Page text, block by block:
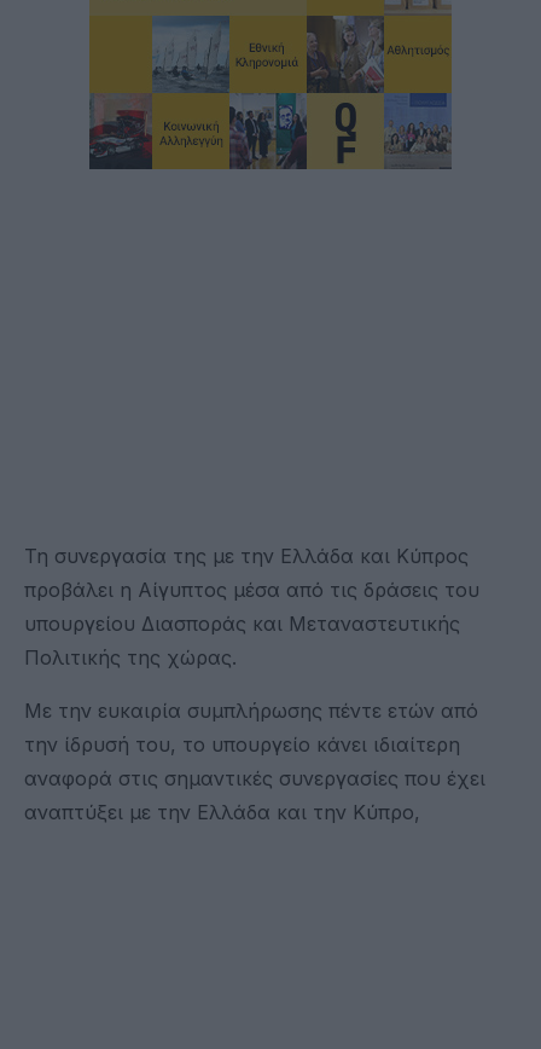
Τη συνεργασία της με την Ελλάδα και Κύπρος
προβάλει η Αίγυπτος μέσα από τις δράσεις του
υπουργείου Διασποράς και Μεταναστευτικής
Πολιτικής της χώρας.
Με την ευκαιρία συμπλήρωσης πέντε ετών από
την ίδρυσή του, το υπουργείο κάνει ιδιαίτερη
αναφορά στις σημαντικές συνεργασίες που έχει
αναπτύξει με την Ελλάδα και την Κύπρο,